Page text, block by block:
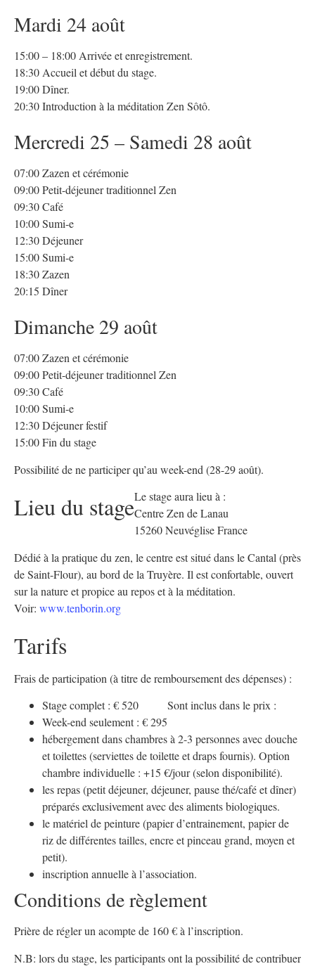
Mardi 24 août
15:00 – 18:00 Arrivée et enregistrement.
18:30 Accueil et début du stage.
19:00 Dîner.
20:30 Introduction à la méditation Zen Sôtô.
Mercredi 25 – Samedi 28 août
07:00 Zazen et cérémonie
09:00 Petit-déjeuner traditionnel Zen
09:30 Café
10:00 Sumi-e
12:30 Déjeuner
15:00 Sumi-e
18:30 Zazen
20:15 Dîner
Dimanche 29 août
07:00 Zazen et cérémonie
09:00 Petit-déjeuner traditionnel Zen
09:30 Café
10:00 Sumi-e
12:30 Déjeuner festif
15:00 Fin du stage
Possibilité de ne participer qu’au week-end (28-29 août).
Lieu du stageLe stage aura lieu à :
Centre Zen de Lanau
15260 Neuvéglise France
Dédié à la pratique du zen, le centre est situé dans le Cantal (près
de Saint-Flour), au bord de la Truyère. Il est confortable, ouvert
sur la nature et propice au repos et à la méditation.
Voir: www.tenborin.org
Tarifs
Frais de participation (à titre de remboursement des dépenses) :
Stage complet : € 520
Week-end seulement : € 295
Sont inclus dans le prix :
hébergement dans chambres à 2-3 personnes avec douche
et toilettes (serviettes de toilette et draps fournis). Option
chambre individuelle : +15 €/jour (selon disponibilité).
les repas (petit déjeuner, déjeuner, pause thé/café et dîner)
préparés exclusivement avec des aliments biologiques.
le matériel de peinture (papier d’entrainement, papier de
riz de différentes tailles, encre et pinceau grand, moyen et
petit).
inscription annuelle à l’association.
Conditions de règlement
Prière de régler un acompte de 160 € à l’inscription.
N.B: lors du stage, les participants ont la possibilité de contribuer